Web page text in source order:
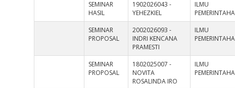
SEMINAR
HASIL
1902026043 -
YEHEZKIEL
ILMU
SEMINAR
PROPOSAL
2002026093 -
INDRI KENCANA
PRAMESTI
ILMU
SEMINAR
PROPOSAL
1802025007 -
NOVITA
ROSALINDA IRO
ILMU